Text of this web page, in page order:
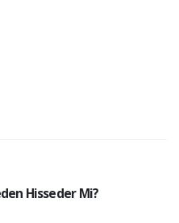
Hisseder Mi?